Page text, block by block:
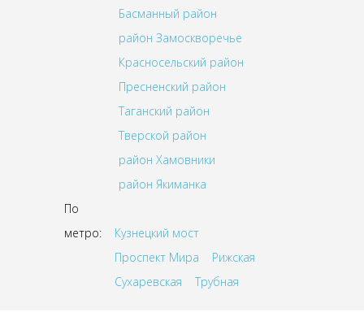
Басманный район
район Замоскворечье
Красносельский район
Пресненский район
Таганский район
Тверской район
район Хамовники
район Якиманка
По
метро:
Кузнецкий мост
Проспект Мира
Рижская
Сухаревская
Трубная